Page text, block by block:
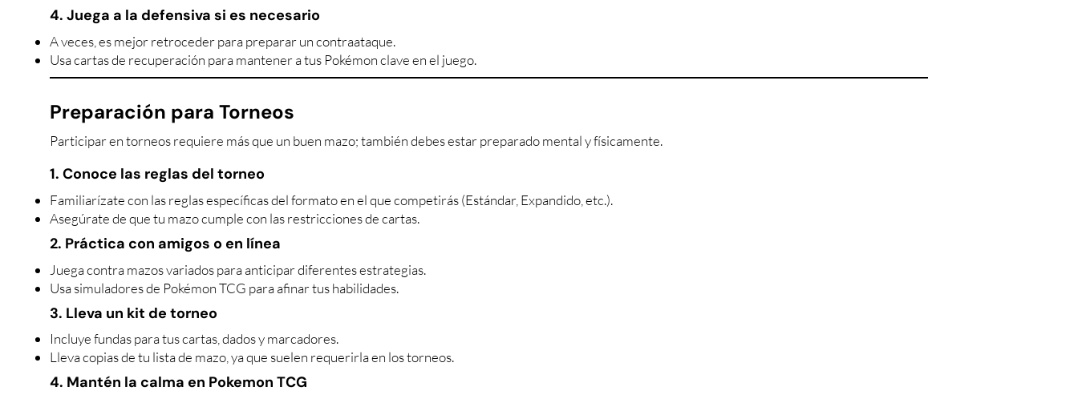
4. Juega a la defensiva si es necesario
A veces, es mejor retroceder para preparar un contraataque.
Usa cartas de recuperación para mantener a tus Pokémon clave en el juego.
Preparación para Torneos
Participar en torneos requiere más que un buen mazo; también debes estar preparado mental y físicamente.
1. Conoce las reglas del torneo
Familiarízate con las reglas específicas del formato en el que competirás (Estándar, Expandido, etc.).
Asegúrate de que tu mazo cumple con las restricciones de cartas.
2. Práctica con amigos o en línea
Juega contra mazos variados para anticipar diferentes estrategias.
Usa simuladores de Pokémon TCG para afinar tus habilidades.
3. Lleva un kit de torneo
Incluye fundas para tus cartas, dados y marcadores.
Lleva copias de tu lista de mazo, ya que suelen requerirla en los torneos.
4. Mantén la calma en Pokemon TCG